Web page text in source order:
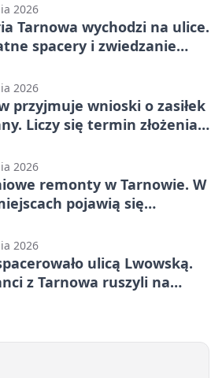
2026
Tarnowa wychodzi na ulice.
spacery i zwiedzanie
2026
przyjmuje wnioski o zasiłek
Liczy się termin złożenia
2026
remonty w Tarnowie. W
pojawią się
2026
ulicą Lwowską.
z Tarnowa ruszyli na